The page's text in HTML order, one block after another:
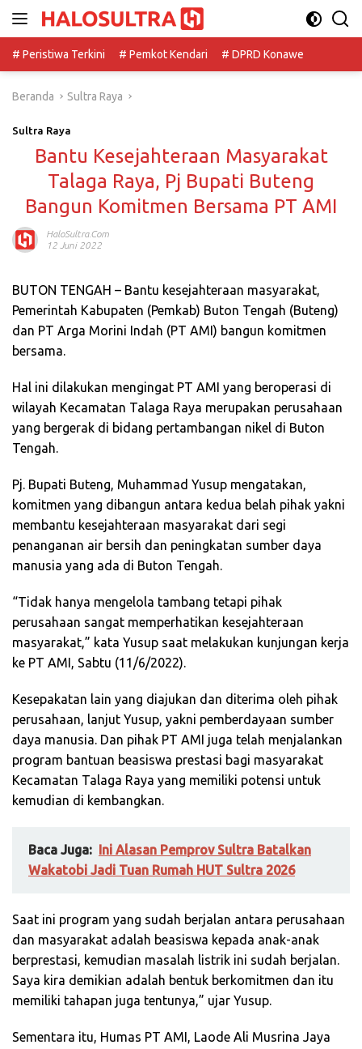
# Peristiwa Terkini
# Pemkot Kendari # DPRD Konawe
Beranda Sultra Raya
Sultra Raya
Bantu Kesejahteraan Masyarakat
Talaga Raya, Pj Bupati Buteng
Bangun Komitmen Bersama PT AMI
HaloSultra.com
12 Juni 2022
BUTON TENGAH – Bantu kesejahteraan masyarakat,
Pemerintah Kabupaten (Pemkab) Buton Tengah (Buteng)
dan PT Arga Morini Indah (PT AMI) bangun komitmen
bersama.
Hal ini dilakukan mengingat PT AMI yang beroperasi di
wilayah Kecamatan Talaga Raya merupakan perusahaan
yang bergerak di bidang pertambangan nikel di Buton
Tengah.
Pj. Bupati Buteng, Muhammad Yusup mengatakan,
komitmen yang dibangun antara kedua belah pihak yakni
membantu kesejahteraan masyarakat dari segi
penanganan air bersih dan peningkatan sumber daya
manusia yang ada di Buton Tengah.
“Tidak hanya mengelola tambang tetapi pihak
perusahaan sangat memperhatikan kesejahteraan
masyarakat,” kata Yusup saat melakukan kunjungan kerja
ke PT AMI, Sabtu (11/6/2022).
Kesepakatan lain yang diajukan dan diterima oleh pihak
perusahaan, lanjut Yusup, yakni pemberdayaan sumber
daya manusia. Dan pihak PT AMI juga telah menjalankan
program bantuan beasiswa prestasi bagi masyarakat
Kecamatan Talaga Raya yang memiliki potensi untuk
kemudian di kembangkan.
Baca Juga: Ini Alasan Pemprov Sultra Batalkan
Wakatobi Jadi Tuan Rumah HUT Sultra 2026
Saat ini program yang sudah berjalan antara perusahaan
dan masyarakat adalah beasiswa kepada anak-anak
berprestasi, kemudian masalah listrik ini sudah berjalan.
Saya kira demikian adalah bentuk berkomitmen dan itu
memiliki tahapan juga tentunya,” ujar Yusup.
Sementara itu, Humas PT AMI, Laode Ali Musrina Jaya